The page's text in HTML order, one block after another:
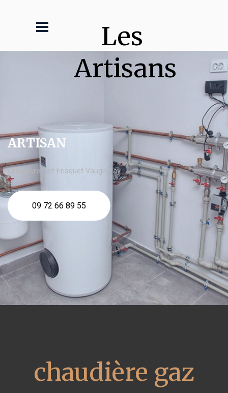
Les
Artisans
ARTISAN
chaudière gaz Frisquet Vaugneray
09 72 66 89 55
chaudière gaz